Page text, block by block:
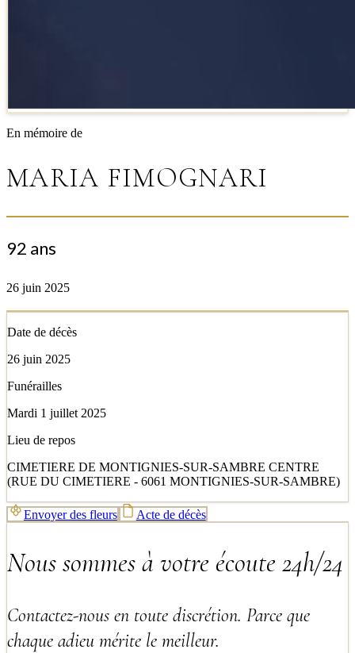
En mémoire de
MARIA FIMOGNARI
92 ans
26 juin 2025
Date de décès
26 juin 2025
Funérailles
Mardi 1 juillet 2025
Lieu de repos
CIMETIERE DE MONTIGNIES-SUR-SAMBRE CENTRE
(RUE DU CIMETIERE - 6061 MONTIGNIES-SUR-SAMBRE)
Envoyer des fleurs Acte de décès
Nous sommes à votre écoute 24h/24
Contactez-nous en toute discrétion. Parce que
chaque adieu mérite le meilleur.